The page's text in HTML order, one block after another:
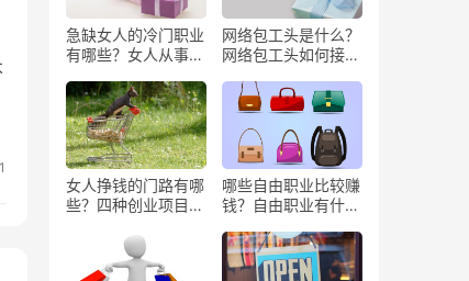
急缺女人的冷门职业
有哪些？女人从事哪
网络包工头是什么？
网络包工头如何接业
女人挣钱的门路有哪
些？四种创业项目推
哪些自由职业比较赚
钱？自由职业有什么